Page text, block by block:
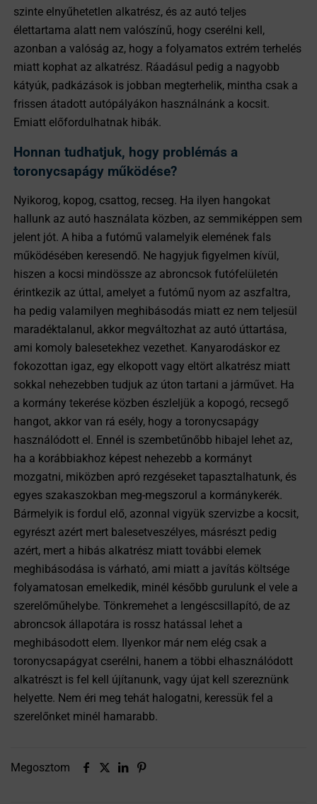
szinte elnyűhetetlen alkatrész, és az autó teljes
élettartama alatt nem valószínű, hogy cserélni kell,
azonban a valóság az, hogy a folyamatos extrém terhelés
miatt kophat az alkatrész. Ráadásul pedig a nagyobb
kátyúk, padkázások is jobban megterhelik, mintha csak a
frissen átadott autópályákon használnánk a kocsit.
Emiatt előfordulhatnak hibák.
Honnan tudhatjuk, hogy problémás a
toronycsapágy működése?
Nyikorog, kopog, csattog, recseg. Ha ilyen hangokat
hallunk az autó használata közben, az semmiképpen sem
jelent jót. A hiba a futómű valamelyik elemének fals
működésében keresendő. Ne hagyjuk figyelmen kívül,
hiszen a kocsi mindössze az abroncsok futófelületén
érintkezik az úttal, amelyet a futómű nyom az aszfaltra,
ha pedig valamilyen meghibásodás miatt ez nem teljesül
maradéktalanul, akkor megváltozhat az autó úttartása,
ami komoly balesetekhez vezethet. Kanyarodáskor ez
fokozottan igaz, egy elkopott vagy eltört alkatrész miatt
sokkal nehezebben tudjuk az úton tartani a járművet. Ha
a kormány tekerése közben észleljük a kopogó, recsegő
hangot, akkor van rá esély, hogy a toronycsapágy
használódott el. Ennél is szembetűnőbb hibajel lehet az,
ha a korábbiakhoz képest nehezebb a kormányt
mozgatni, miközben apró rezgéseket tapasztalhatunk, és
egyes szakaszokban meg-megszorul a kormánykerék.
Bármelyik is fordul elő, azonnal vigyük szervizbe a kocsit,
egyrészt azért mert balesetveszélyes, másrészt pedig
azért, mert a hibás alkatrész miatt további elemek
meghibásodása is várható, ami miatt a javítás költsége
folyamatosan emelkedik, minél később gurulunk el vele a
szerelőműhelybe. Tönkremehet a lengéscsillapító, de az
abroncsok állapotára is rossz hatással lehet a
meghibásodott elem. Ilyenkor már nem elég csak a
toronycsapágyat cserélni, hanem a többi elhasználódott
alkatrészt is fel kell újítanunk, vagy újat kell szereznünk
helyette. Nem éri meg tehát halogatni, keressük fel a
szerelőnket minél hamarabb.
Megosztom